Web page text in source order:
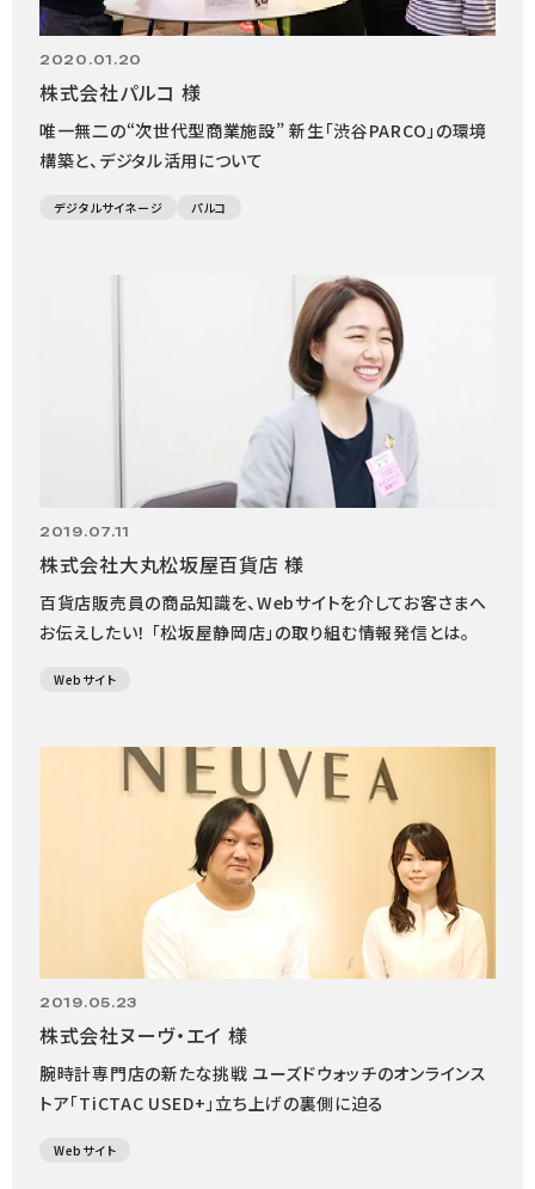
2020.01.20
株式会社パルコ 様
唯一無二の“次世代型商業施設” 新生「渋谷PARCO」の環境
構築と、デジタル活用について
デジタルサイネージ パルコ
2019.07.11
株式会社大丸松坂屋百貨店 様
百貨店販売員の商品知識を、Webサイトを介してお客さまへ
お伝えしたい！ 「松坂屋静岡店」の取り組む情報発信とは。
Webサイト
2019.05.23
株式会社ヌーヴ・エイ 様
腕時計専門店の新たな挑戦 ユーズドウォッチのオンラインス
トア「TiCTAC USED+」立ち上げの裏側に迫る
Webサイト